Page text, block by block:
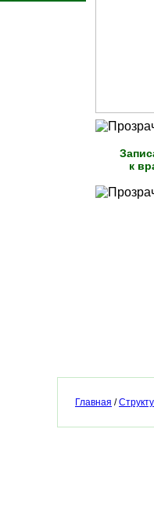
к
Главная /